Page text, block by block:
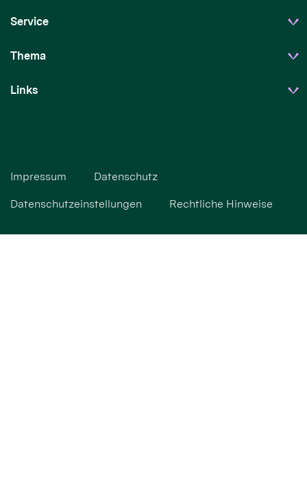
Service
Thema
Links
Impressum Datenschutz
Datenschutzeinstellungen Rechtliche Hinweise